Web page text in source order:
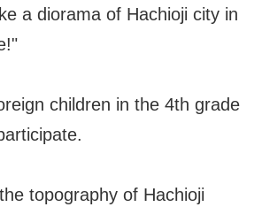
a diorama of Hachioji city in
children in the 4th grade
topography of Hachioji